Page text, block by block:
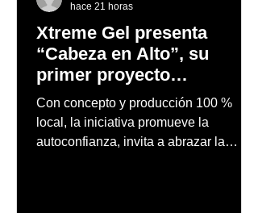
Xtreme Gel presenta
“Cabeza en Alto”, su
primer proyecto
audiovisual concebido y
producido completamente
en Puerto Rico
Con concepto y producción 100 %
local, la iniciativa promueve la
autoconfianza, invita a abrazar la
hace 21 horas